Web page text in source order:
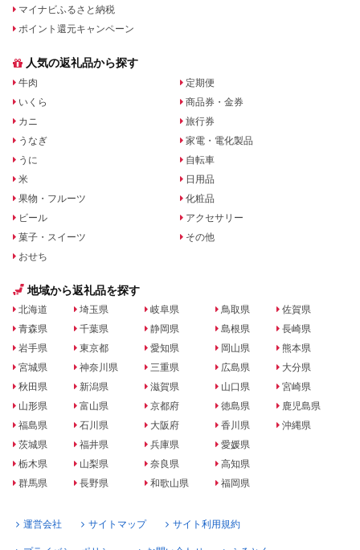
マイナビふるさと納税
ポイント還元キャンペーン
人気の返礼品から探す
牛肉
いくら
カニ
うなぎ
うに
米
果物・フルーツ
ビール
菓子・スイーツ
おせち
定期便
商品券・金券
旅行券
家電・電化製品
自転車
日用品
化粧品
アクセサリー
その他
地域から返礼品を探す
北海道
青森県
岩手県
宮城県
秋田県
山形県
福島県
茨城県
栃木県
群馬県
埼玉県
千葉県
東京都
神奈川県
新潟県
富山県
石川県
福井県
山梨県
長野県
岐阜県
静岡県
愛知県
三重県
滋賀県
京都府
大阪府
兵庫県
奈良県
和歌山県
鳥取県
島根県
岡山県
広島県
山口県
徳島県
香川県
愛媛県
高知県
福岡県
佐賀県
長崎県
熊本県
大分県
宮崎県
鹿児島県
沖縄県
運営会社 サイトマップ サイト利用規約